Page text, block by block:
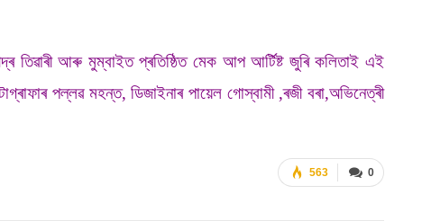
তিৱাৰী আৰু মুম্বাইত প্ৰতিষ্ঠিত মেক আপ আৰ্টিষ্ট জুৰি কলিতাই এই
পল্লৱ মহন্ত, ডিজাইনাৰ পায়েল গোস্বামী ,ৰজী বৰা,অভিনেত্ৰী
0
563